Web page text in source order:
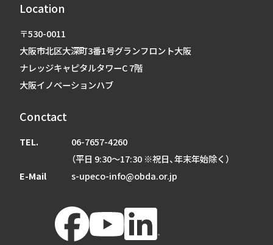
Location
〒530-0011
大阪市北区大深町3番1号グランフロント大阪
ナレッジキャピタルタワーC 7階
大阪イノベーションハブ
Conctact
TEL.
06-7657-4260
（平日 9:30～17:30 ※祝日、年末年始除く）
E-Mail
s-upeco-info@obda.or.jp